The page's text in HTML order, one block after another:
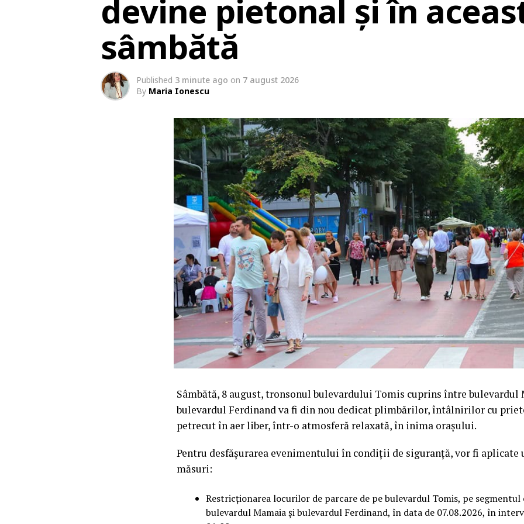
devine pietonal și în
sâmbătă
Published 3 minute ago on 7 august 2026
By Maria Ionescu
Sâmbătă, 8 august, tronsonul bulevardului Tomis cuprins între bulevardul
bulevardul Ferdinand va fi din nou dedicat plimbărilor, întâlnirilor cu
petrecut în aer liber, într-o atmosferă relaxată, în inima orașului.
Pentru desfășurarea evenimentului în condiții de siguranță, vor fi aplicate
măsuri:
Restricționarea locurilor de parcare de pe bulevardul Tomis, pe
bulevardul Mamaia și bulevardul Ferdinand, în data de 07.08.2026, în